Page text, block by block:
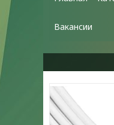
Вакансии